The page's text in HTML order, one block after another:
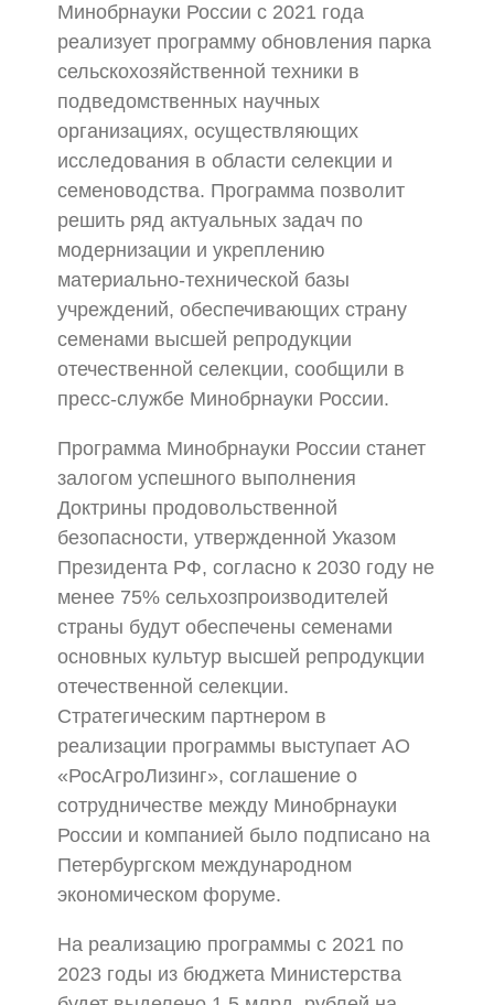
Минобрнауки России с 2021 года
реализует программу обновления парка
сельскохозяйственной техники в
подведомственных научных
организациях, осуществляющих
исследования в области селекции и
семеноводства. Программа позволит
решить ряд актуальных задач по
модернизации и укреплению
материально-технической базы
учреждений, обеспечивающих страну
семенами высшей репродукции
отечественной селекции, сообщили в
пресс-службе Минобрнауки России.
Программа Минобрнауки России станет
залогом успешного выполнения
Доктрины продовольственной
безопасности, утвержденной Указом
Президента РФ, согласно к 2030 году не
менее 75% сельхозпроизводителей
страны будут обеспечены семенами
основных культур высшей репродукции
отечественной селекции.
Стратегическим партнером в
реализации программы выступает АО
«РосАгроЛизинг», соглашение о
сотрудничестве между Минобрнауки
России и компанией было подписано на
Петербургском международном
экономическом форуме.
На реализацию программы с 2021 по
2023 годы из бюджета Министерства